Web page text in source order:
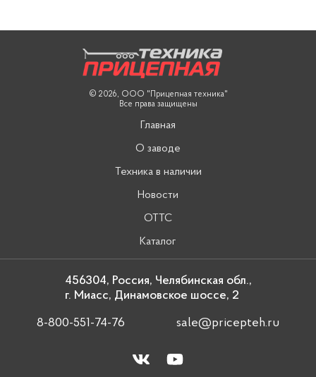
© 2026, ООО "Прицепная техника"
Все права защищены
Главная
О заводе
Техника в наличии
Новости
ОТТС
Каталог
456304, Россия, Челябинская обл.,
г. Миасс, Динамовское шоссе, 2
8-800-551-74-76 sale@pricepteh.ru